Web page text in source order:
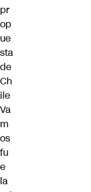
pr
op
ue
sta
de
Ch
ile
Va
m
os
fu
e
la